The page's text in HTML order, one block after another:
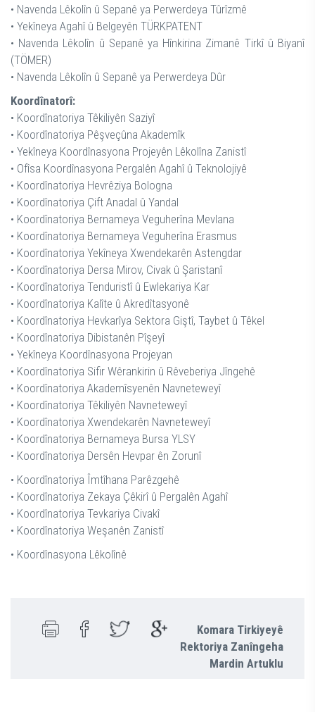
• Navenda Lêkolîn û Sepanê ya Perwerdeya Tûrîzmê
• Yekîneya Agahî û Belgeyên TÜRKPATENT
• Navenda Lêkolîn û Sepanê ya Hînkirina Zimanê Tirkî û Biyanî
(TÖMER)
• Navenda Lêkolîn û Sepanê ya Perwerdeya Dûr
Koordînatorî:
• Koordînatoriya Têkiliyên Saziyî
• Koordînatoriya Pêşveçûna Akademîk
• Yekîneya Koordînasyona Projeyên Lêkolîna Zanistî
• Ofîsa Koordînasyona Pergalên Agahî û Teknolojiyê
• Koordînatoriya Hevrêziya Bologna
• Koordînatoriya Çift Anadal û Yandal
• Koordînatoriya Bernameya Veguherîna Mevlana
• Koordînatoriya Bernameya Veguherîna Erasmus
• Koordînatoriya Yekîneya Xwendekarên Astengdar
• Koordînatoriya Dersa Mirov, Civak û Şaristanî
• Koordînatoriya Tenduristî û Ewlekariya Kar
• Koordînatoriya Kalîte û Akredîtasyonê
• Koordînatoriya Hevkarîya Sektora Giştî, Taybet û Têkel
• Koordînatoriya Dibistanên Pîşeyî
• Yekîneya Koordînasyona Projeyan
• Koordînatoriya Sifir Wêrankirin û Rêveberiya Jîngehê
• Koordînatoriya Akademîsyenên Navneteweyî
• Koordînatoriya Têkiliyên Navneteweyî
• Koordînatoriya Xwendekarên Navneteweyî
• Koordînatoriya Bernameya Bursa YLSY
• Koordînatoriya Dersên Hevpar ên Zorunî
• Koordînatoriya Îmtîhana Parêzgehê
• Koordînatoriya Zekaya Çêkirî û Pergalên Agahî
• Koordînatoriya Tevkariya Civakî
• Koordînatoriya Weşanên Zanistî
• Koordînasyona Lêkolînê
Komara Tirkiyeyê
Rektoriya Zanîngeha
Mardin Artuklu